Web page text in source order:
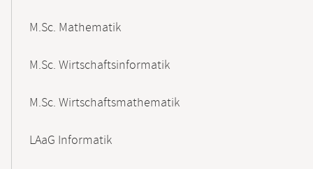
M.Sc. Mathematik
M.Sc. Wirtschaftsinformatik
M.Sc. Wirtschaftsmathematik
LAaG Informatik